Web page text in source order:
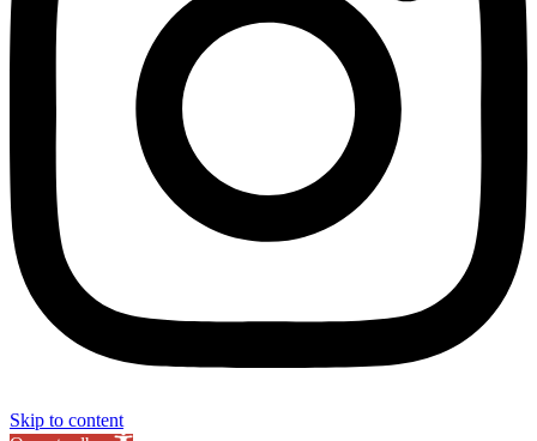
Skip to content